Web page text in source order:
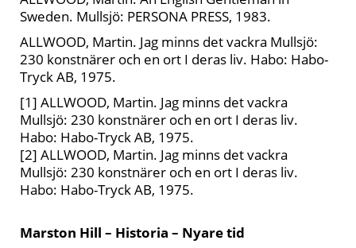
Sweden. Mullsjö: PERSONA PRESS, 1983.
ALLWOOD, Martin. Jag minns det vackra Mullsjö:
230 konstnärer och en ort I deras liv. Habo: Habo-
Tryck AB, 1975.
[1] ALLWOOD, Martin. Jag minns det vackra
Mullsjö: 230 konstnärer och en ort I deras liv.
Habo: Habo-Tryck AB, 1975.
[2] ALLWOOD, Martin. Jag minns det vackra
Mullsjö: 230 konstnärer och en ort I deras liv.
Habo: Habo-Tryck AB, 1975.
Marston Hill – Historia – Nyare tid